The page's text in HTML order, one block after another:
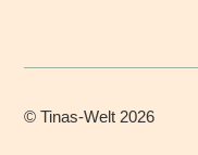
©Tinas-Welt 2026